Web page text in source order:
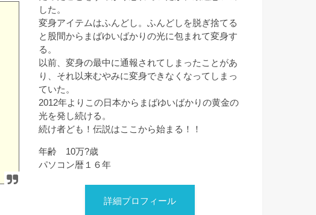
した。
変身アイテムはふんどし。ふんどしを脱ぎ捨てる
と股間からまばゆいばかりの光に包まれて変身す
る。
以前、変身の最中に通報されてしまったことがあ
り、それ以来むやみに変身できなくなってしまっ
ていた。
2012年よりこの日本からまばゆいばかりの黄金の
光を発し続ける。
続け者ども！伝説はここから始まる！！
年齢 10万?歳
パソコン暦１６年
詳細プロフィール